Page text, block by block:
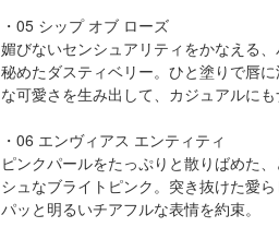
・05 シップ オブ ローズ
媚びないセンシュアリティをかなえる
秘めたダスティベリー。ひと塗りで唇
な可愛さを生み出して、カジュアルにも
・06 エンヴィアス エンティティ
ピンクパールをたっぷりと散りばめた
シュなブライトピンク。突き抜けた愛ら
パッと明るいチアフルな表情を約束。